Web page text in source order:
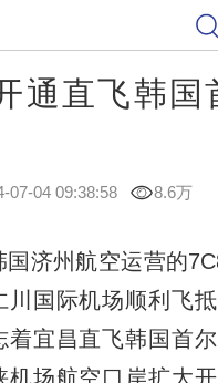
通直飞韩国
07-04 09:38:58 8.6万
州航空运营的
川国际机场顺利飞
着宜昌直飞韩国首
机场航空口岸扩大